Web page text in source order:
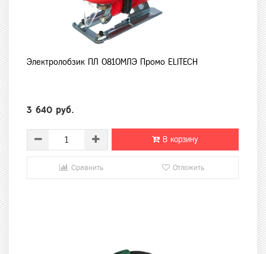
Электролобзик ПЛ 0810МЛЭ Промо ELITECH
3 640 руб.
В корзину
Сравнить Отложить